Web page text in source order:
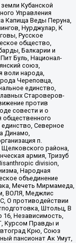
Кубанской
Управления
Капища Веды Перуна,
Нурджулар, К
Русское
общество,
Балкарии и
Буль, Национал-
союз,
народа,
Череповца,
единство,
Староверов-
против
совести и о
общественного
единство, Северное
Динамо,
п.
района,
армия, Тризуб
division,
Народная
объединение
Мечеть Мирмамеда,
ВОЛЯ, Меджлис
О противодействии
Штольц, В
Независимость,
Курсом Правды и
Крю, Союз
пансионат Ак Умут,